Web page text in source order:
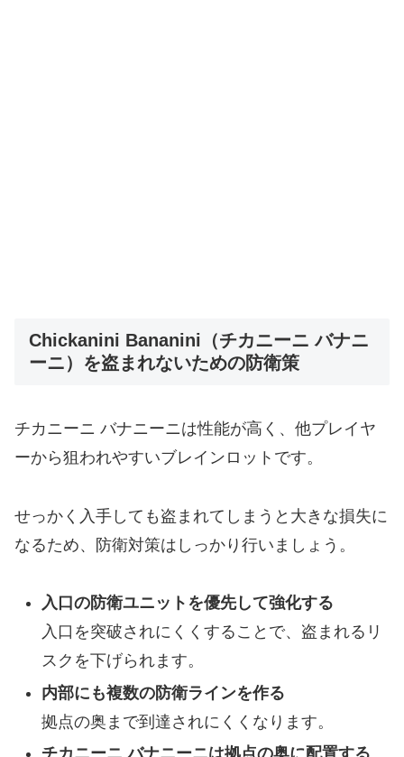
Chickanini Bananini（チカニーニ バナニ
ーニ）を盗まれないための防衛策
チカニーニ バナニーニは性能が高く、他プレイヤ
ーから狙われやすいブレインロットです。
せっかく入手しても盗まれてしまうと大きな損失に
なるため、防衛対策はしっかり行いましょう。
入口の防衛ユニットを優先して強化する
入口を突破されにくくすることで、盗まれるリ
スクを下げられます。
内部にも複数の防衛ラインを作る
拠点の奥まで到達されにくくなります。